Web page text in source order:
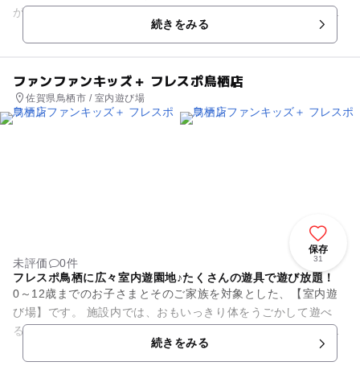
があります。釣り堀は、玄海国定公園の自然環境を存分に生か
続きをみる
ファンファンキッズ＋ フレスポ鳥栖店
佐賀県鳥栖市 / 室内遊び場
保存
31
未評価
0件
フレスポ鳥栖に広々室内遊園地♪たくさんの遊具で遊び放題！
0～12歳までのお子さまとそのご家族を対象とした、【室内遊
び場】です。 施設内では、おもいっきり体をうごかして遊べ
る、ふわふわ遊具をはじめ、おもわず熱中して楽しめる、おま
続きをみる